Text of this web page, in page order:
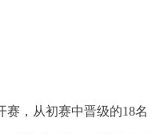
赛，从初赛中晋级的18名